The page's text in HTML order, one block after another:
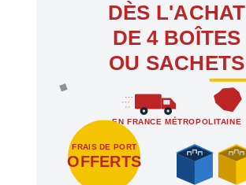
DÈS L'ACHAT
DE 4 BOÎTES
OU SACHETS
EN FRANCE MÉTROPOLITAINE
FRAIS DE PORT
OFFERTS